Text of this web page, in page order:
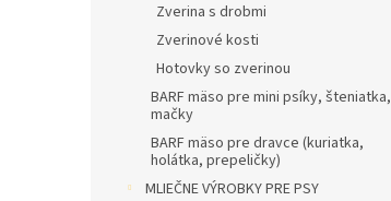
Zverina s drobmi
Zverinové kosti
Hotovky so zverinou
BARF mäso pre mini psíky, šteniatka,
mačky
BARF mäso pre dravce (kuriatka,
holátka, prepeličky)
MLIEČNE VÝROBKY PRE PSY